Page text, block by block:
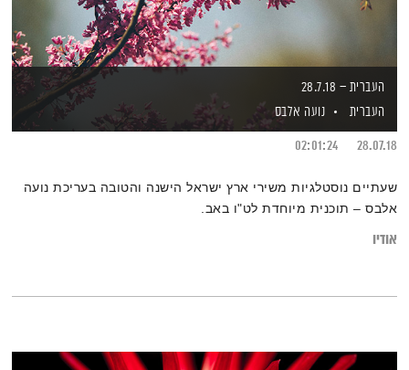
העברית – 28.7.18
העברית
נועה אלבס
28.07.18
02:01:24
שעתיים נוסטלגיות משירי ארץ ישראל הישנה והטובה בעריכת נועה
אלבס – תוכנית מיוחדת לט"ו באב.
אודיו